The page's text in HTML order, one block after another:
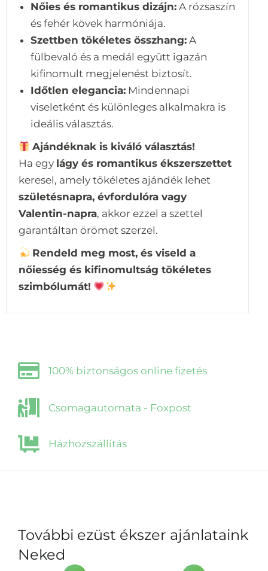
Nőies és romantikus dizájn: A rózsaszín
és fehér kövek harmóniája.
Szettben tökéletes összhang: A
fülbevaló és a medál együtt igazán
kifinomult megjelenést biztosít.
Időtlen elegancia: Mindennapi
viseletként és különleges alkalmakra is
ideális választás.
Ajándéknak is kiváló választás!
Ha egy lágy és romantikus ékszerszettet
keresel, amely tökéletes ajándék lehet
születésnapra, évfordulóra vagy
Valentin-napra, akkor ezzel a szettel
garantáltan örömet szerzel.
Rendeld meg most, és viseld a
nőiesség és kifinomultság tökéletes
szimbólumát!
100% biztonságos online fizetés
Csomagautomata - Foxpost
Házhozszállítás
További ezüst ékszer ajánlataink
Neked